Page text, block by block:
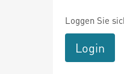
Loggen Sie
Login